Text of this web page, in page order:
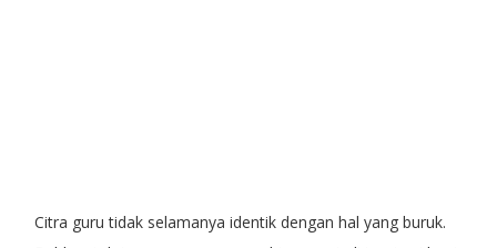
Citra guru tidak selamanya identik dengan hal yang buruk.